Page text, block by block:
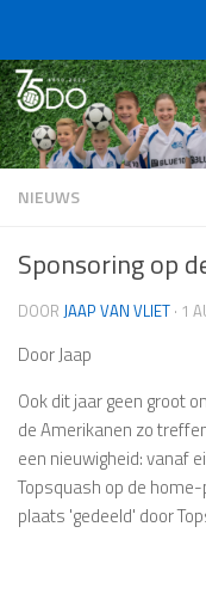
NIEUWS
Sponsoring op
DOOR JAAP VAN VLIET · 1
Door Jaap
Ook dit jaar geen groot
de Amerikanen zo
een nieuwigheid: vanaf
Topsquash op de
plaats 'gedeeld' door